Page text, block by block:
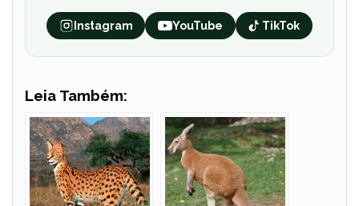
Instagram YouTube TikTok
Leia Também: